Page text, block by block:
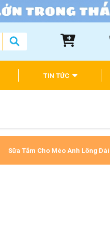
TIN TỨC
Sữa Tắm Cho Mèo Anh Lông Dài